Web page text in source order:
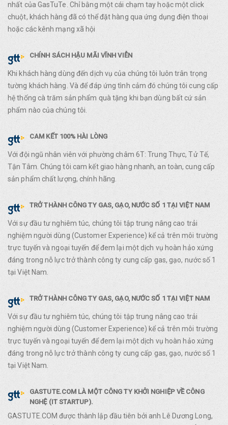
nhất của GasTuTe. Chỉ bằng một cái chạm tay hoặc một click
chuột, khách hàng đã có thể đặt hàng qua ứng dụng điện thoại
hoặc các kênh mạng xã hội
CHÍNH SÁCH HẬU MÃI VĨNH VIỄN
Khi khách hàng dùng đến dịch vụ của chúng tôi luôn trân trọng
tường khách hàng. Và để đáp ứng tình cảm đó chúng tôi cung cấp
hệ thống cà trăm sản phẩm quà tặng khi bạn dùng bất cứ sản
phẩm nào của chúng tôi.
CAM KẾT 100% HÀI LÒNG
Với đội ngũ nhân viên với phường châm 6T: Trung Thực, Tử Tế,
Tận Tâm. Chúng tôi cam kết giao hàng nhanh, an toàn, cung cấp
sản phẩm chất lượng, chính hãng.
TRỞ THÀNH CÔNG TY GAS, GẠO, NƯỚC SỐ 1 TẠI VIỆT NAM
Với sự đầu tư nghiêm túc, chúng tôi tập trung nâng cao trải
nghiệm người dùng (Customer Experience) kể cả trên môi trường
trực tuyến và ngoại tuyến để đem lại một dịch vụ hoàn hảo xứng
đáng trong nỗ lực trở thành công ty cung cấp gas, gạo, nước số 1
tại Việt Nam.
TRỞ THÀNH CÔNG TY GAS, GẠO, NƯỚC SỐ 1 TẠI VIỆT NAM
Với sự đầu tư nghiêm túc, chúng tôi tập trung nâng cao trải
nghiệm người dùng (Customer Experience) kể cả trên môi trường
trực tuyến và ngoại tuyến để đem lại một dịch vụ hoàn hảo xứng
đáng trong nỗ lực trở thành công ty cung cấp gas, gạo, nước số 1
tại Việt Nam.
GASTUTE.COM LÀ MỘT CÔNG TY KHỞI NGHIỆP VỀ CÔNG
NGHỆ (IT STARTUP).
GASTUTE.COM được thành lập đầu tiên bởi anh Lê Dương Long,